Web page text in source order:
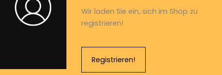
Wir laden Sie ein, sich im Shop zu
registrieren!
Registrieren!